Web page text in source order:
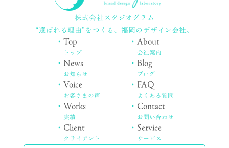
株式会社スタジオグラム
“選ばれる理由”をつくる、福岡のデザイン会社。
・Top
トップ
・News
お知らせ
・Voice
お客さまの声
・Works
実績
・ Client
クライアント
・About
会社案内
・ Blog
ブログ
・ FAQ
よくある質問
・ Contact
お問い合わせ
・ Service
サービス